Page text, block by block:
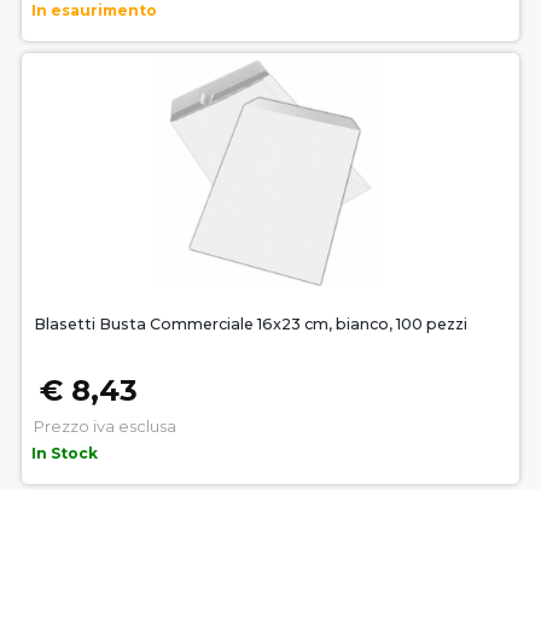
In esaurimento
Blasetti Busta Commerciale 16x23 cm, bianco, 100 pezzi
€ 8,43
Prezzo iva esclusa
In Stock